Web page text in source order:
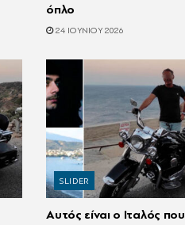
όπλο
24 ΙΟΥΝΊΟΥ 2026
SLIDER
Αυτός είναι ο Ιταλός που